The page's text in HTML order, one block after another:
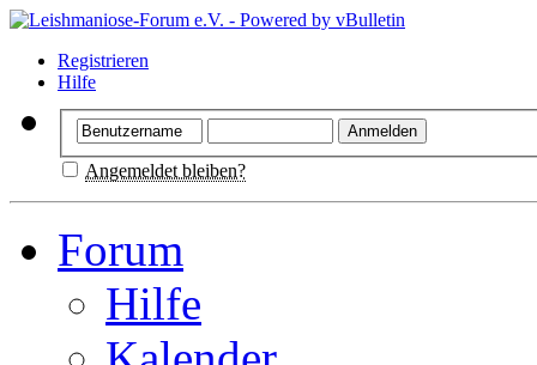
Registrieren
Hilfe
Angemeldet bleiben?
Forum
Hilfe